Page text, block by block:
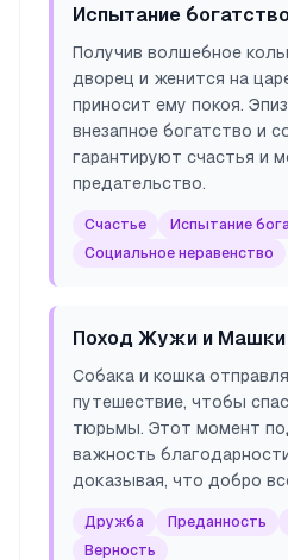
Испытание
Получив волшебное
дворец и женится на
приносит ему покоя.
внезапное богатство и
гарантируют счастья и
предательство.
Счастье
Испытание
Социальное неравенство
Поход Жужи и Машки
Собака и кошка
путешествие, чтобы
тюрьмы. Этот момент
важность
доказывая, что добро
Дружба Преданность
Верность